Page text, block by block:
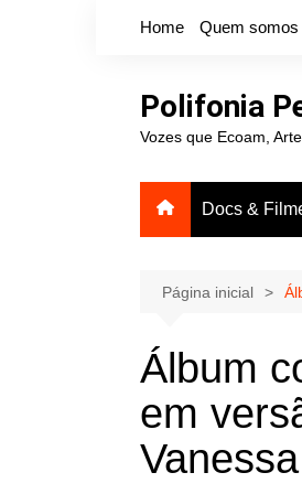
Home Quem somos
Polifonia
Vozes que Ecoam,
Docs &
Página inicial
Álbum
em